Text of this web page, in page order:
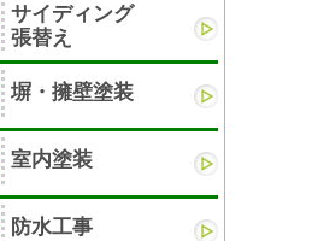
サイディング
張替え
塀・擁壁塗装
室内塗装
防水工事